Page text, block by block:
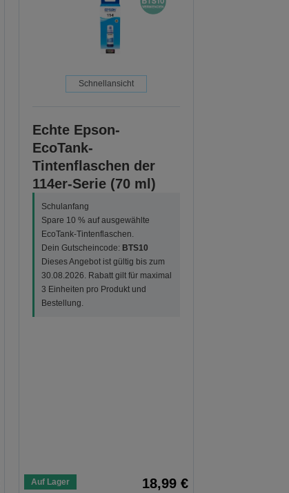
Schnellansicht
Echte Epson-
EcoTank-
Tintenflaschen der
114er-Serie (70 ml)
Schulanfang
Spare 10 % auf ausgewählte
EcoTank-Tintenflaschen.
Dein Gutscheincode: BTS10
Dieses Angebot ist gültig bis zum
30.08.2026. Rabatt gilt für maximal
3 Einheiten pro Produkt und
Bestellung.
Auf Lager 18,99 €